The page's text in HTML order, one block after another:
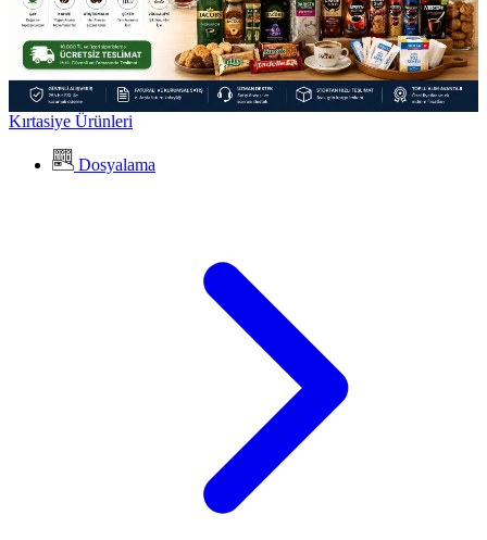
Kırtasiye Ürünleri
Dosyalama